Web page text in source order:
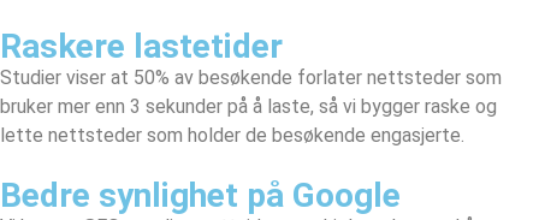
Raskere lastetider
Studier viser at 50% av besøkende forlater nettsteder som
bruker mer enn 3 sekunder på å laste, så vi bygger raske og
lette nettsteder som holder de besøkende engasjerte.
Bedre synlighet på Google